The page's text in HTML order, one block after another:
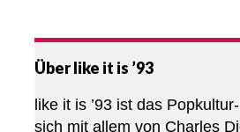
Über like it is ’93
like it is ’93 ist das
sich mit allem von Charles